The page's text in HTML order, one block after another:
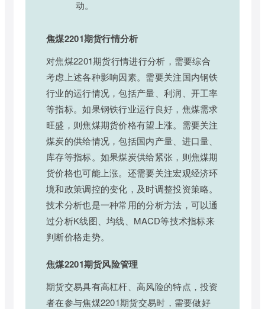
动。
焦煤2201期货行情分析
对焦煤2201期货行情进行分析，需要综合
考虑上述各种影响因素。需要关注国内钢铁
行业的运行情况，包括产量、利润、开工率
等指标。如果钢铁行业运行良好，焦煤需求
旺盛，则焦煤期货价格有望上涨。需要关注
煤炭的供给情况，包括国内产量、进口量、
库存等指标。如果煤炭供给紧张，则焦煤期
货价格也可能上涨。还需要关注宏观经济环
境和政策调控的变化，及时调整投资策略。
技术分析也是一种常用的分析方法，可以通
过分析K线图、均线、MACD等技术指标来
判断价格走势。
焦煤2201期货风险管理
期货交易具有高杠杆、高风险的特点，投资
者在参与焦煤2201期货交易时，需要做好